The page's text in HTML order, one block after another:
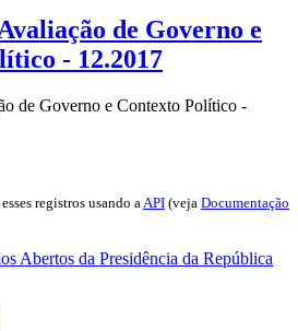
de Governo e
- 12.2017
de Governo e Contexto Político -
registros usando a API (veja Documentação
Abertos da Presidência da República